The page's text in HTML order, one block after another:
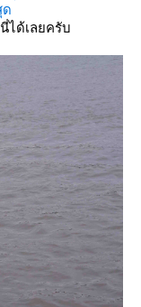
ด
ได้เลยครับ